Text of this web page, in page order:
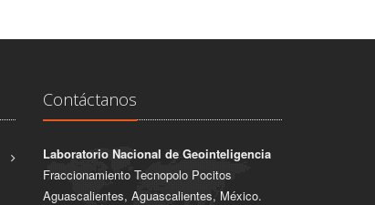
Contáctanos
Laboratorio Nacional de Geointeligencia
Fraccionamiento Tecnopolo Pocitos
Aguascalientes, Aguascalientes, México.